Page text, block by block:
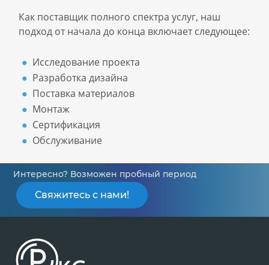
Как поставщик полного спектра услуг, наш
подход от начала до конца включает следующее:
Исследование проекта
Разработка дизайна
Поставка материалов
Монтаж
Сертификация
Обслуживание
Интересно? Возможен пробный период
Свяжитесь с нами!